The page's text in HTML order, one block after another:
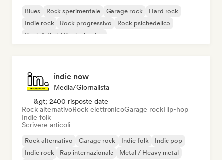
Blues Rock sperimentale Garage rock
Hard rock
Indie rock
Rock progressivo
Rock psichedelico
Rock & Roll / Rock classico
indie now
Media/Giornalista
&gt; 2400 risposte date
Rock alternativoRock elettronicoGarage rockHip-hop
Indie folk
Scrivere articoli
Rock alternativo Garage rock Indie folk
Indie pop
Indie rock
Rap internazionale
Metal / Heavy metal